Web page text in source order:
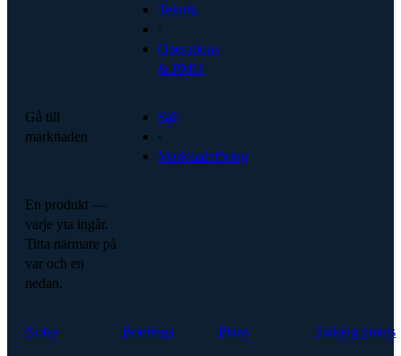
Teknik
·
Operations
& PMO
Gå till
marknaden
Sälj
·
Marknadsföring
En produkt —
varje yta ingår.
Titta närmare på
var och en
nedan.
Notes Briefings Plans Talking points